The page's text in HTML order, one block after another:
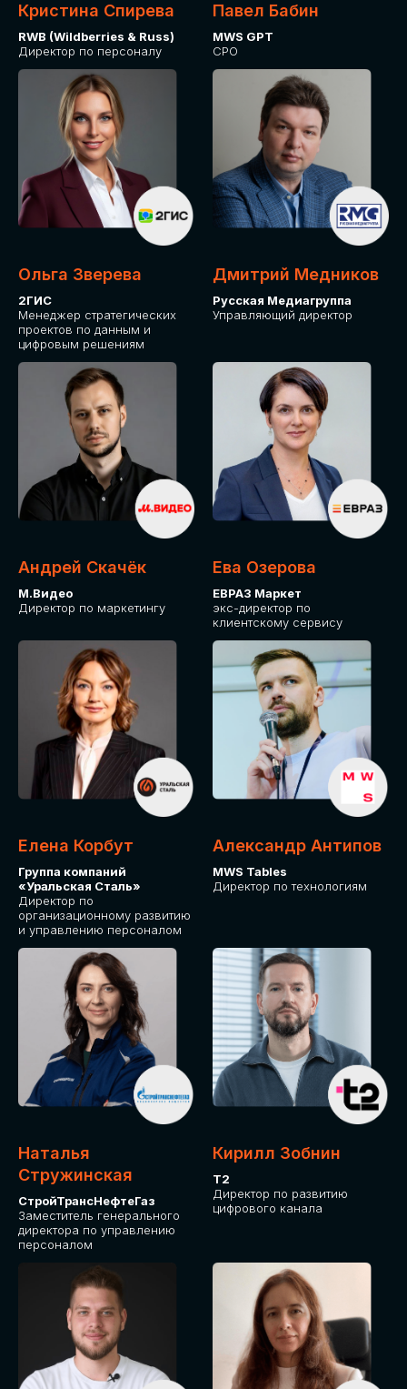
Кристина Спирева
RWB (Wildberries & Russ)
Директор по персоналу
Павел Бабин
MWS GPT
CPO
Ольга Зверева
2ГИС
Менеджер стратегических
проектов по данным и
цифровым решениям
Дмитрий Медников
Русская Медиагруппа
Управляющий директор
Андрей Скачёк
М.Видео
Директор по маркетингу
Ева Озерова
ЕВРАЗ Маркет
экс-директор по
клиентскому сервису
Елена Корбут
Группа компаний
«Уральская Сталь»
Директор по
организационному развитию
и управлению персоналом
Александр Антипов
MWS Tables
Директор по технологиям
Наталья
Стружинская
СтройТрансНефтеГаз
Заместитель генерального
директора по управлению
персоналом
Кирилл Зобнин
Т2
Директор по развитию
цифрового канала
Приглашаем стать спикером GLOBAL
TECH FORUM и поделиться своим
опытом и экспертизой. Будем рады
сотрудничеству!
СТАТЬ
СПИКЕРОМ
IT Solutions for Business
СРЕДИ ПАРТНЕРОВ
МЕРОПРИЯТИЯ